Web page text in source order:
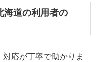
海道の利用者の
対応が丁寧で助かりま